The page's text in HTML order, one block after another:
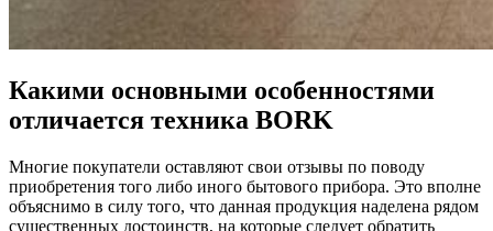
Какими основными особенностями
отличается техника BORK
Многие покупатели оставляют свои отзывы по поводу
приобретения того либо иного бытового прибора. Это вполне
объяснимо в силу того, что данная продукция наделена рядом
существенных достоинств, на которые следует обратить